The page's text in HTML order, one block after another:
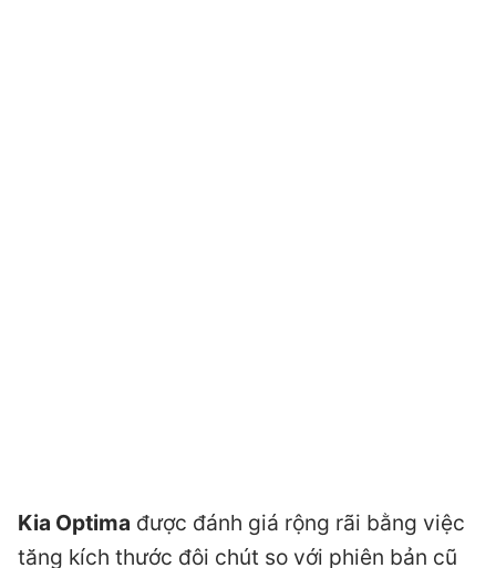
Kia Optima được đánh giá rộng rãi bằng việc
tăng kích thước đôi chút so với phiên bản cũ